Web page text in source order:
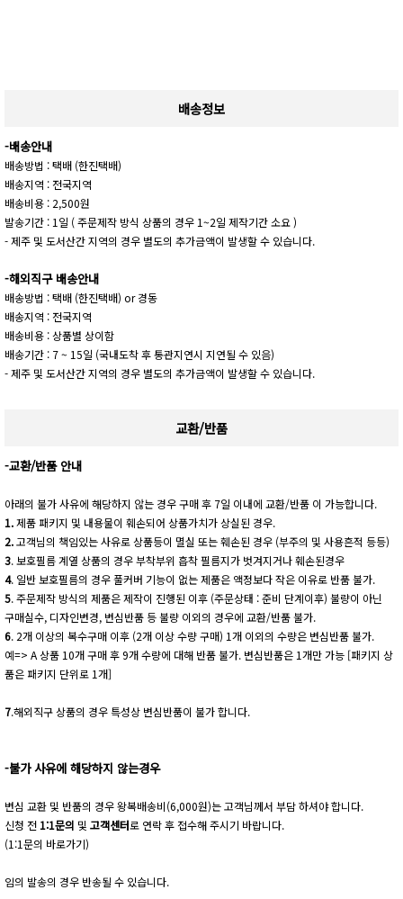
배송정보
-배송안내
배송방법 : 택배 (한진택배)
배송지역 : 전국지역
배송비용 : 2,500원
발송기간 : 1일 ( 주문제작 방식 상품의 경우 1~2일 제작기간 소요 )
- 제주 및 도서산간 지역의 경우 별도의 추가금액이 발생할 수 있습니다.
-해외직구 배송안내
배송방법 : 택배 (한진택배) or 경동
배송지역 : 전국지역
배송비용 : 상품별 상이함
배송기간 : 7 ~ 15일 (국내도착 후 통관지연시 지연될 수 있음)
- 제주 및 도서산간 지역의 경우 별도의 추가금액이 발생할 수 있습니다.
교환/반품
-교환/반품 안내
아래의 불가 사유에 해당하지 않는 경우 구매 후 7일 이내에 교환/반품 이 가능합니다.
1.제품 패키지 및 내용물이 훼손되어 상품가치가 상실된 경우.
2.고객님의 책임있는 사유로 상품등이 멸실 또는 훼손된 경우 (부주의 및 사용흔적 등등)
3. 보호필름 계열 상품의 경우 부착부위 흡착 필름지가 벗겨지거나 훼손된경우
4. 일반 보호필름의 경우 풀커버 기능이 없는 제품은 액정보다 작은 이유로 반품 불가.
5. 주문제작 방식의 제품은 제작이 진행된 이후 (주문상태 : 준비 단계이후) 불량이 아닌
구매실수, 디자인변경, 변심반품 등 불량 이외의 경우에 교환/반품 불가.
6. 2개 이상의 복수구매 이후 (2개 이상 수량 구매) 1개 이외의 수량은 변심반품 불가.
예=> A 상품 10개 구매 후 9개 수량에 대해 반품 불가. 변심반품은 1개만 가능 [패키지 상
품은 패키지 단위로 1개]
7.해외직구 상품의 경우 특성상 변심반품이 불가 합니다.
-불가 사유에 해당하지 않는경우
변심 교환 및 반품의 경우 왕복배송비(6,000원)는 고객님께서 부담 하셔야 합니다.
신청 전 1:1문의 및 고객센터로 연락 후 접수해 주시기 바랍니다.
(1:1문의 바로가기)
임의 발송의 경우 반송될 수 있습니다.